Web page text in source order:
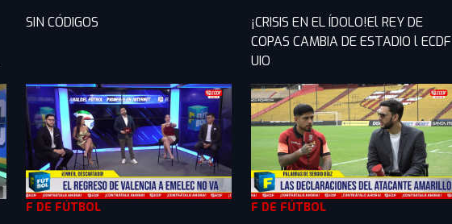
SIN CÓDIGOS
¡CRISIS EN EL ÍDOLO!El REY DE
COPAS CAMBIA DE ESTADIO l ECDF
UIO
F DE FÚTBOL F DE FÚTBOL